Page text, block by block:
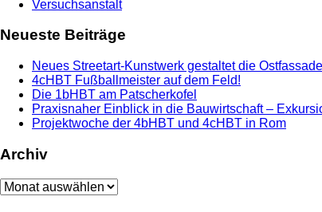
Versuchsanstalt
Neueste Beiträge
Neues Streetart-Kunstwerk gestaltet die
4cHBT Fußballmeister auf dem Feld!
Die 1bHBT am Patscherkofel
Praxisnaher Einblick in die Bauwirtschaft –
Projektwoche der 4bHBT und 4cHBT in Rom
Archiv
Archiv